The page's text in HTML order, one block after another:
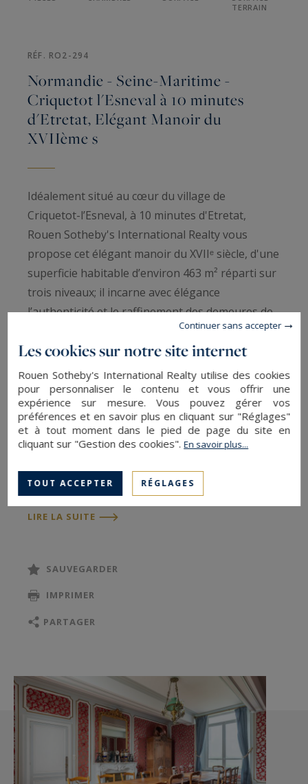
TERRAIN
RÉF. RO2-294
Normandie - Seine-Maritime -
Criquetot l'Esneval à 10 minutes
d'Etretat, Elégant Manoir du
XVIIème s
Idéalement situé au cœur du village de
Criquetot-l’Esneval, à 10 minutes d'Etretat,
Rouen Sotheby's International Realty vous
propose cet élégant manoir du XVIIᵉ siècle, d'une
superficie habitable d’environ 463 m² réparti sur
trois niveaux; il incarne avec élégance
l’authenticité et le raffinement des demeures de
Dès l’entrée, le rez-de-chaussée dévoile de beaux
espaces de réception comprenant une cuisine et
son arrière-cuisine, un bureau, ainsi que deux
vastes salles à manger agrémentées de
cheminées et un grand salon propices à la
convivialité et à la réception.
chacune bénéficiant de sa salle d’eau privative et
de WC, offrant confort et intimité.
Le deuxième étage propose cinq chambres
propre salle d’eau et WC, permettant d’envisager
haut de gamme.
La demeure séduit par ses volumes généreux,
témoignages de son cachet architectural.
Implantée sur une parcelle arborée de 4 920 m²,
la propriété comprend également des
dépendances – anciennes écuries – d’une surface
d’environ 150 m², offrant un potentiel
d’aménagement rare.
LIRE LA SUITE
SAUVEGARDER
IMPRIMER
PARTAGER
Les cookies sur notre site internet
Rouen Sotheby's International Realty utilise des cookies
pour personnaliser le contenu et vous offrir une
expérience sur mesure. Vous pouvez gérer vos
préférences et en savoir plus en cliquant sur "Réglages"
et à tout moment dans le pied de page du site en
cliquant sur "Gestion des cookies".En savoir plus...
TOUT ACCEPTER RÉGLAGES
Continuer sans accepter